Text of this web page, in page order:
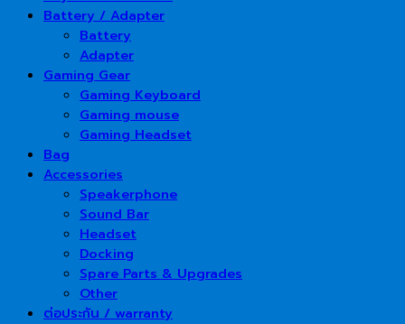
Battery / Adapter
Battery
Adapter
Gaming Gear
Gaming Keyboard
Gaming mouse
Gaming Headset
Bag
Accessories
Speakerphone
Sound Bar
Headset
Docking
Spare Parts & Upgrades
Other
ต่อประกัน / warranty